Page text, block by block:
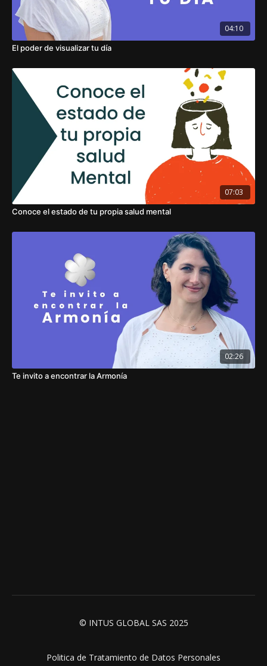
04:10
El poder de visualizar tu día
07:03
Conoce el estado de tu propia salud mental
02:26
Te invito a encontrar la Armonía
© INTUS GLOBAL SAS 2025
Politica de Tratamiento de Datos Personales